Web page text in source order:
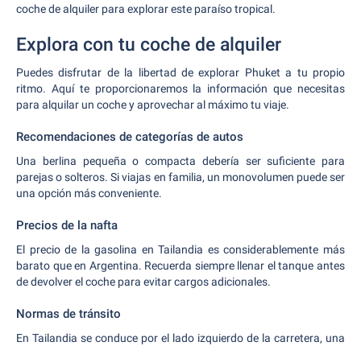
coche de alquiler para explorar este paraíso tropical.
Explora con tu coche de alquiler
Puedes disfrutar de la libertad de explorar Phuket a tu propio
ritmo. Aquí te proporcionaremos la información que necesitas
para alquilar un coche y aprovechar al máximo tu viaje.
Recomendaciones de categorías de autos
Una berlina pequeña o compacta debería ser suficiente para
parejas o solteros. Si viajas en familia, un monovolumen puede ser
una opción más conveniente.
Precios de la nafta
El precio de la gasolina en Tailandia es considerablemente más
barato que en Argentina. Recuerda siempre llenar el tanque antes
de devolver el coche para evitar cargos adicionales.
Normas de tránsito
En Tailandia se conduce por el lado izquierdo de la carretera, una